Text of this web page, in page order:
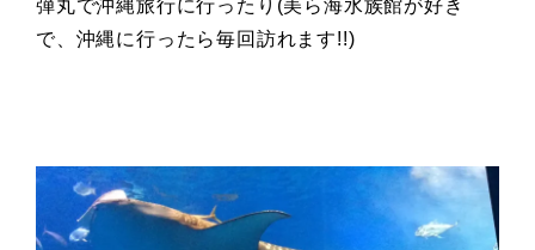
弾丸で沖縄旅行に行ったり(美ら海水族館が好き
で、沖縄に行ったら毎回訪れます!!)